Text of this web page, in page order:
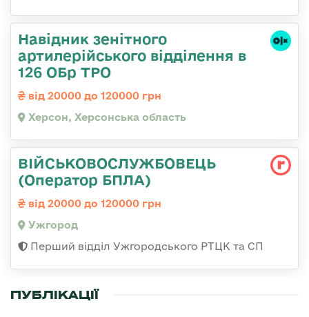
Навідник зенітного
артилерійського відділення в
126 ОБр ТРО
від 20000 до 120000 грн
Херсон, Херсонська область
ВІЙСЬКОВОСЛУЖБОВЕЦЬ
(Оператор БПЛА)
від 20000 до 120000 грн
Ужгород
Перший відділ Ужгородського РТЦК та СП
ПУБЛІКАЦІЇ